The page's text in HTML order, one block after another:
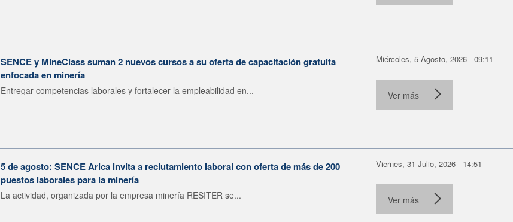
SENCE y MineClass suman 2 nuevos cursos a su oferta de capacitación gratuita
enfocada en minería
Entregar competencias laborales y fortalecer la empleabilidad en...
Miércoles, 5 Agosto, 2026 - 09:11
Ver más
5 de agosto: SENCE Arica invita a reclutamiento laboral con oferta de más de 200
puestos laborales para la minería
La actividad, organizada por la empresa minería RESITER se...
Viernes, 31 Julio, 2026 - 14:51
Ver más